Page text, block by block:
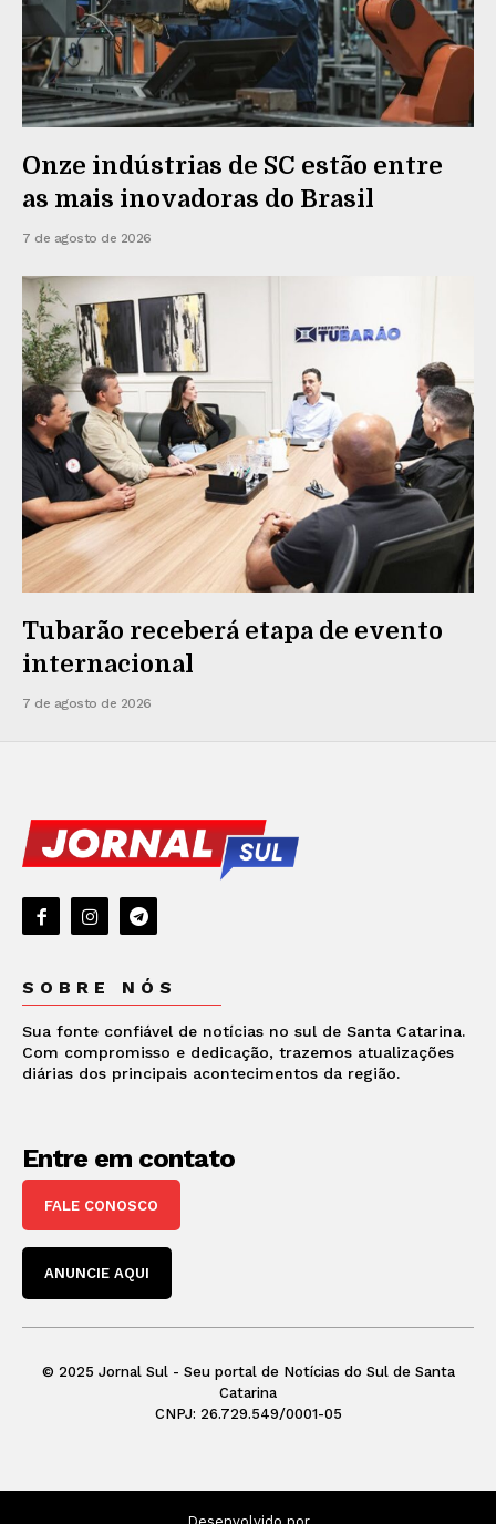
Onze indústrias de SC estão entre
as mais inovadoras do Brasil
7 de agosto de 2026
Tubarão receberá etapa de evento
internacional
7 de agosto de 2026
SOBRE NÓS
Sua fonte confiável de notícias no sul de Santa Catarina.
Com compromisso e dedicação, trazemos atualizações
diárias dos principais acontecimentos da região.
Entre em contato
FALE CONOSCO
ANUNCIE AQUI
© 2025 Jornal Sul - Seu portal de Notícias do Sul de Santa
Catarina
CNPJ: 26.729.549/0001-05